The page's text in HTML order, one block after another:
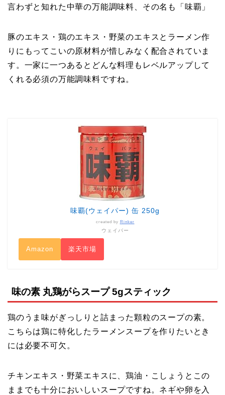
言わずと知れた中華の万能調味料、その名も「味覇」
豚のエキス・鶏のエキス・野菜のエキスとラーメン作
りにもってこいの原材料が惜しみなく配合されていま
す。一家に一つあるとどんな料理もレベルアップして
くれる必須の万能調味料ですね。
味覇(ウェイパー) 缶 250g
created by Rinker
ウェイパー
Amazon 楽天市場
味の素 丸鶏がらスープ 5gスティック
鶏のうま味がぎっしりと詰まった顆粒のスープの素。
こちらは鶏に特化したラーメンスープを作りたいとき
には必要不可欠。
チキンエキス・野菜エキスに、鶏油・こしょうとこの
ままでも十分においしいスープですね。ネギや卵を入